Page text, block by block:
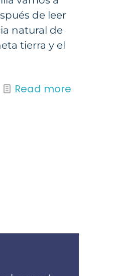
de leer
natural de
tierra y el
Read more